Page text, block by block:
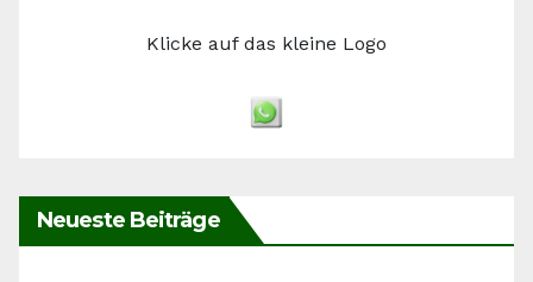
Klicke auf das kleine Logo
Neueste Beiträge